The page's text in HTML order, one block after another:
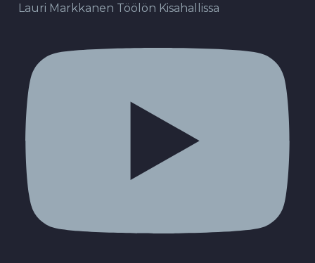
Lauri Markkanen Töölön Kisahallissa